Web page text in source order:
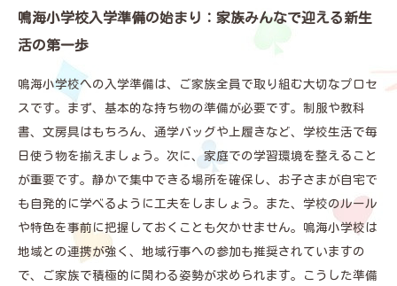
入学を終えて振り返る：準備の大切さと充実した小学
校生活の秘訣
鳴海小学校入学準備完全ガイド：欠かせないポイント
を網羅しよう
お子さまの新たな一歩を応援！鳴海小学校入学前に知
っておきたいこと
鳴海小学校入学準備の始まり：家族みんなで迎える新生
活の第一歩
鳴海小学校への入学準備は、ご家族全員で取り組む大切なプロセ
スです。まず、基本的な持ち物の準備が必要です。制服や教科
書、文房具はもちろん、通学バッグや上履きなど、学校生活で毎
日使う物を揃えましょう。次に、家庭での学習環境を整えること
が重要です。静かで集中できる場所を確保し、お子さまが自宅で
も自発的に学べるように工夫をしましょう。また、学校のルール
や特色を事前に把握しておくことも欠かせません。鳴海小学校は
地域との連携が強く、地域行事への参加も推奨されていますの
で、ご家族で積極的に関わる姿勢が求められます。こうした準備